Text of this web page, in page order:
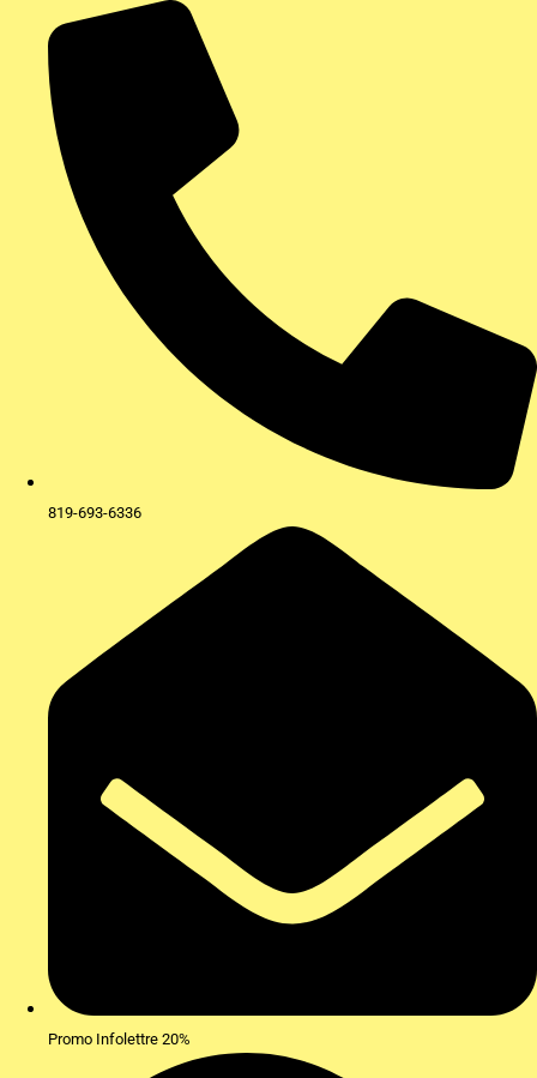
contenu
819-693-6336
Promo Infolettre 20%